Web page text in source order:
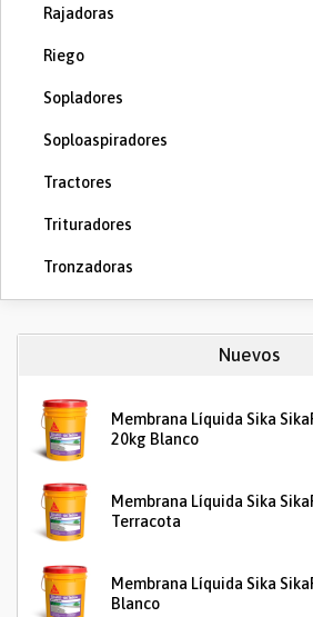
Rajadoras
Riego
Sopladores
Soploaspiradores
Tractores
Trituradores
Tronzadoras
Nuevos
Membrana Líquida Sika
20kg Blanco
Membrana Líquida Sika
Terracota
Membrana Líquida Sika
Blanco